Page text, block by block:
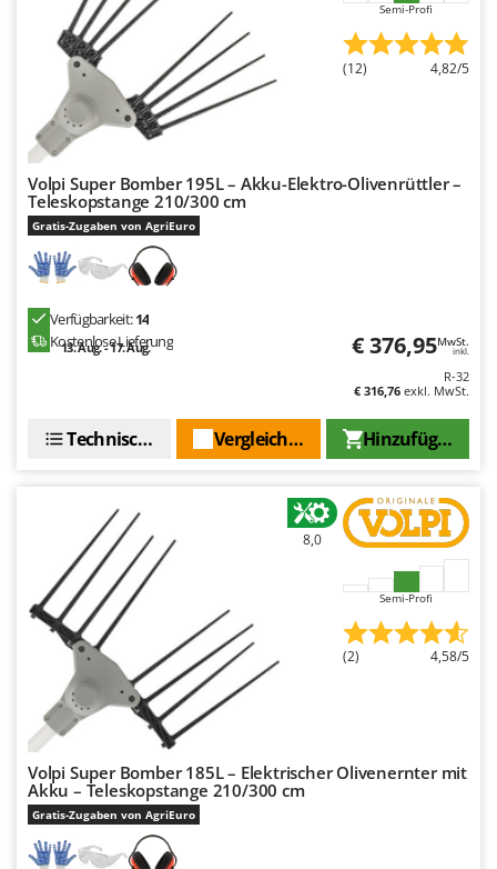
Semi-Profi
(12) 4,82/5
Volpi Super Bomber 195L – Akku-Elektro-Olivenrüttler –
Teleskopstange 210/300 cm
Gratis-Zugaben von AgriEuro
Verfügbarkeit:14
Kostenlose Lieferung
13. Aug. - 17. Aug. € 376,95MwSt.
inkl.
R-32
€ 316,76 exkl. MwSt.
Hinzufügen
Vergleichen Sie
Technische Daten
8,0
Semi-Profi
(2) 4,58/5
Volpi Super Bomber 185L – Elektrischer Olivenernter mit
Akku – Teleskopstange 210/300 cm
Gratis-Zugaben von AgriEuro